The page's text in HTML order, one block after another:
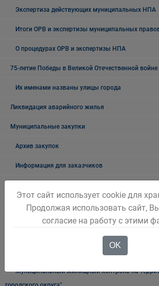
Экспертиза действующих муниципальных НПА
Итоги ОРВ и экспертизы муниципальных
О процедурах ОРВ и экспертизы НПА
75-летие Победы в Великой Отечественной войне
Их именами названы улицы города
Ликвидация аварийного жилья
Муниципальные закупки
Архив закупок
Информация для заказчиков
Архив
Муниципальный контроль на автомобильном
городском, наземном электрическом транспорте и
Муниципальный жилищный контроль на
Этот сайт использует cookie для
Продолжая использовать сайт,
согласие на работу с этими
OK